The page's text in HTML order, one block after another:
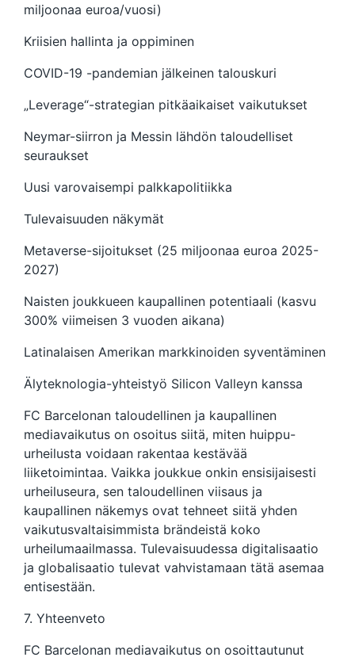
miljoonaa euroa/vuosi)
Kriisien hallinta ja oppiminen
COVID-19 -pandemian jälkeinen talouskuri
„Leverage“-strategian pitkäaikaiset vaikutukset
Neymar-siirron ja Messin lähdön taloudelliset
seuraukset
Uusi varovaisempi palkkapolitiikka
Tulevaisuuden näkymät
Metaverse-sijoitukset (25 miljoonaa euroa 2025-
2027)
Naisten joukkueen kaupallinen potentiaali (kasvu
300% viimeisen 3 vuoden aikana)
Latinalaisen Amerikan markkinoiden syventäminen
Älyteknologia-yhteistyö Silicon Valleyn kanssa
FC Barcelonan taloudellinen ja kaupallinen
mediavaikutus on osoitus siitä, miten huippu-
urheilusta voidaan rakentaa kestävää
liiketoimintaa. Vaikka joukkue onkin ensisijaisesti
urheiluseura, sen taloudellinen viisaus ja
kaupallinen näkemys ovat tehneet siitä yhden
vaikutusvaltaisimmista brändeistä koko
urheilumaailmassa. Tulevaisuudessa digitalisaatio
ja globalisaatio tulevat vahvistamaan tätä asemaa
entisestään.
7. Yhteenveto
FC Barcelonan mediavaikutus on osoittautunut